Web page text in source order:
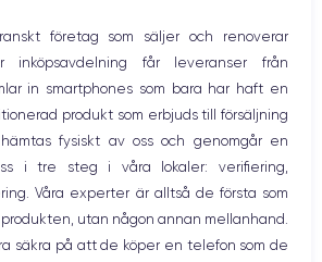
6
Fréq. processeur
2.24 GHz
7 MP
Recharge rapide
Oui, minimum 15W
företag som säljer och renoverar
inköpsavdelning får leveranser från
in smartphones som bara har haft en
produkt som erbjuds till försäljning
fysiskt av oss och genomgår en
i tre steg i våra lokaler: verifiering,
Våra experter är alltså de första som
utan någon annan mellanhand.
säkra på att de köper en telefon som de